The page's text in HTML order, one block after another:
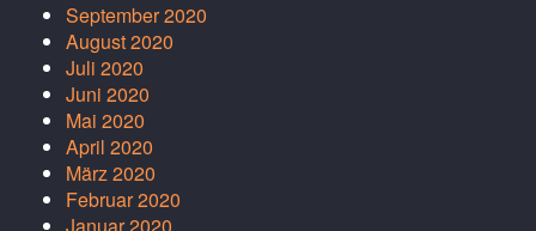
September 2020
August 2020
Juli 2020
Juni 2020
Mai 2020
April 2020
März 2020
Februar 2020